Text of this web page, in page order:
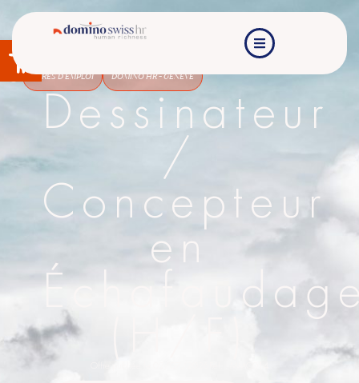
Ouvrir la barre d’outils
OFFRES D'EMPLOI DOMINO HR - GENÈVE
Dessinateur
/
Concepteur
en